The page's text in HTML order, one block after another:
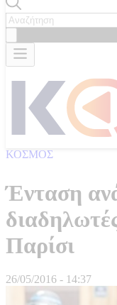
ΚΟΣΜΟΣ
Ένταση
Παρίσι
26/05/2016 - 14:37